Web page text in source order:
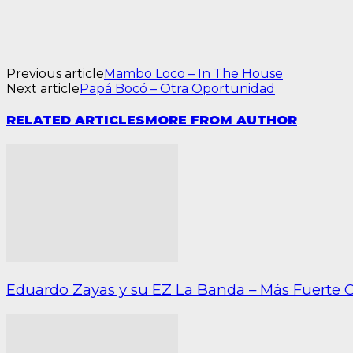
Previous articleMambo Loco – In The House
Next articlePapá Bocó – Otra Oportunidad
RELATED ARTICLESMORE FROM AUTHOR
Eduardo Zayas y su EZ La Banda – Más Fuerte